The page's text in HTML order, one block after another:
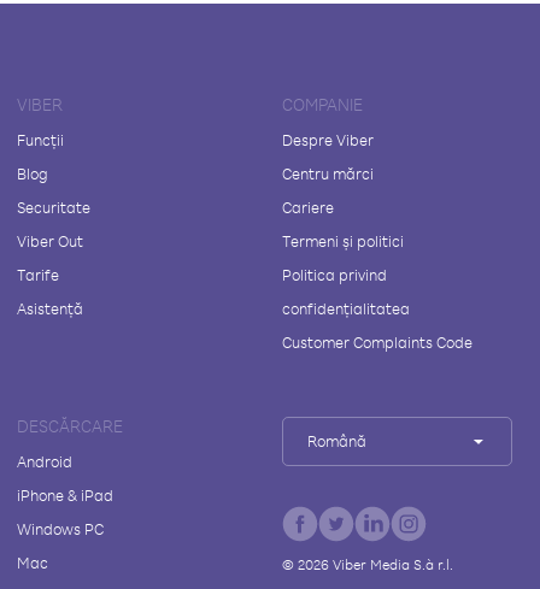
VIBER
Funcții
Blog
Securitate
Viber Out
Tarife
Asistență
COMPANIE
Despre Viber
Centru mărci
Cariere
Termeni și politici
Politica privind
confidențialitatea
Customer Complaints Code
DESCĂRCARE
Android
iPhone & iPad
Windows PC
Mac
Română
© 2026Viber Media S.à r.l.